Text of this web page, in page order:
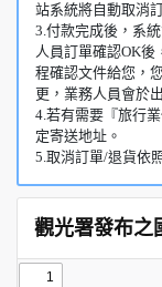
站系統將自動取消
3.付款完成後，系
人員訂單確認OK
程確認文件給您，
更，業務人員會於
4.若有需要『旅行
定寄送地址。
5.取消訂單/退貨依
觀光署發布之